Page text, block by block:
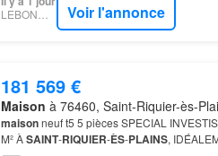
Voir l'annonce
181 569 €
Maison à 76460, Saint-Riquier-ès-
maisonneuf t5 5 pièces SPECIAL
M² ÀSAINT-RIQUIER-ÈS-PLAINS,